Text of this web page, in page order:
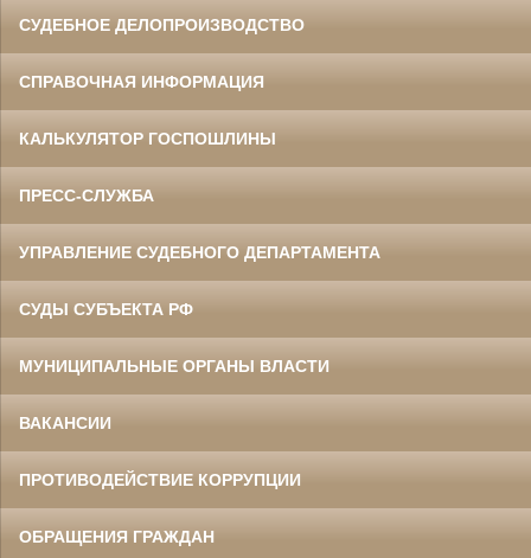
СУДЕБНОЕ ДЕЛОПРОИЗВОДСТВО
СПРАВОЧНАЯ ИНФОРМАЦИЯ
КАЛЬКУЛЯТОР ГОСПОШЛИНЫ
ПРЕСС-СЛУЖБА
УПРАВЛЕНИЕ СУДЕБНОГО ДЕПАРТАМЕНТА
СУДЫ СУБЪЕКТА РФ
МУНИЦИПАЛЬНЫЕ ОРГАНЫ ВЛАСТИ
ВАКАНСИИ
ПРОТИВОДЕЙСТВИЕ КОРРУПЦИИ
ОБРАЩЕНИЯ ГРАЖДАН